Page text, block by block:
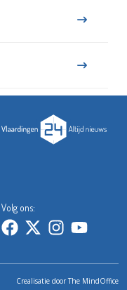
Volg ons:
Crealisatie doorThe MindOffice